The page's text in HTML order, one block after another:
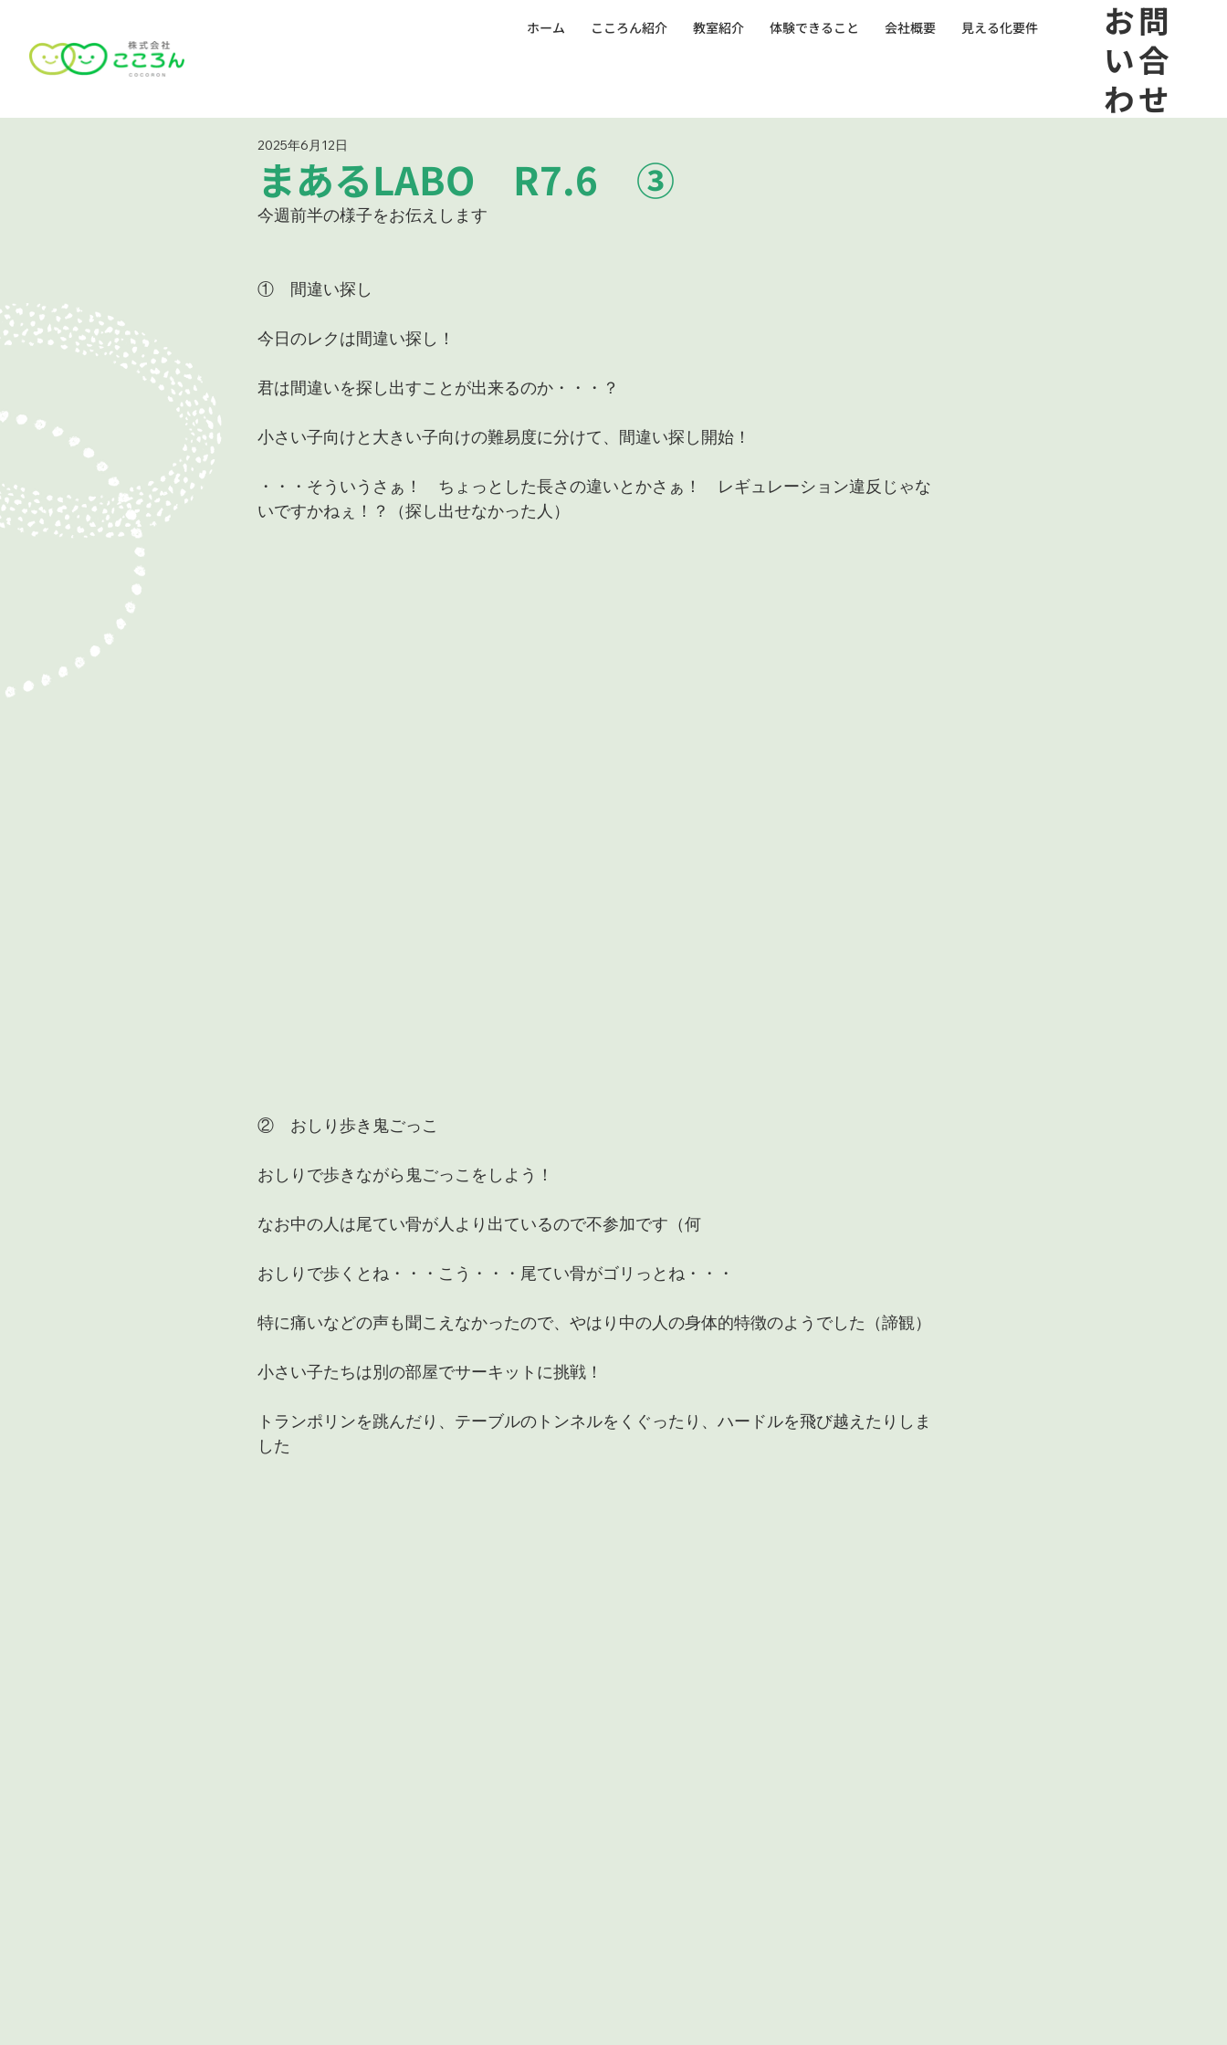
ホーム こころん紹介 教室紹介 体験できること 会社概要 見える化要件
​お問
い合
わせ
まあるLABO R7.6 ③
2025年6月12日
今週前半の様子をお伝えします
①　間違い探し
今日のレクは間違い探し！
君は間違いを探し出すことが出来るのか・・・？
小さい子向けと大きい子向けの難易度に分けて、間違い探し開始！
・・・そういうさぁ！　ちょっとした長さの違いとかさぁ！　レギュレーション違反じゃな
いですかねぇ！？（探し出せなかった人）
②　おしり歩き鬼ごっこ
おしりで歩きながら鬼ごっこをしよう！
なお中の人は尾てい骨が人より出ているので不参加です（何
おしりで歩くとね・・・こう・・・尾てい骨がゴリっとね・・・
特に痛いなどの声も聞こえなかったので、やはり中の人の身体的特徴のようでした（諦観）
小さい子たちは別の部屋でサーキットに挑戦！
トランポリンを跳んだり、テーブルのトンネルをくぐったり、ハードルを飛び越えたりしま
した